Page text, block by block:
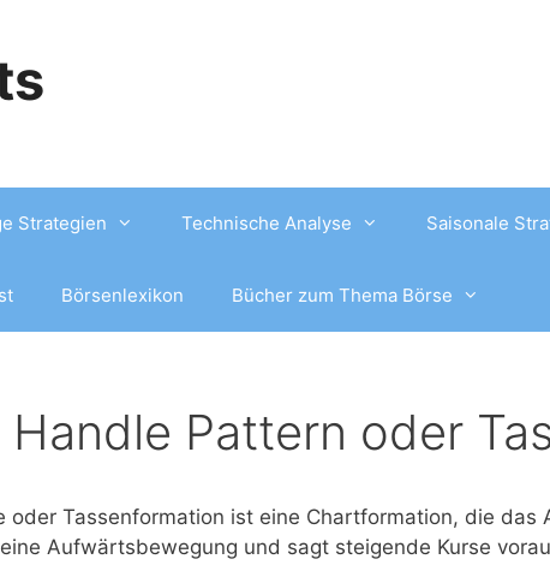
Strategien Technische Analyse Saisonale
Börsenlexikon Bücher zum Thema Börse
Pattern oder
oder Tassenformation ist eine Chartformation, die das
Aufwärtsbewegung und sagt steigende Kurse